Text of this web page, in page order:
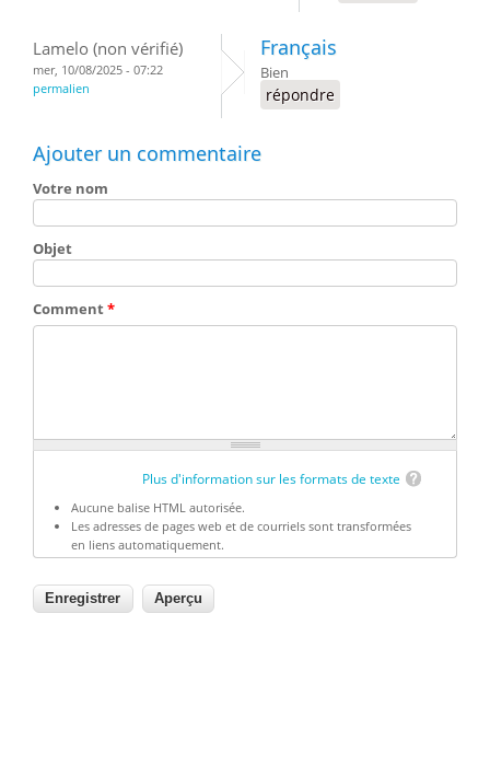
Lamelo (non vérifié)
mer, 10/08/2025 - 07:22
permalien
Français
Bien
répondre
Ajouter un commentaire
Votre nom
Objet
Comment*
Plus d'information sur les formats de texte
Aucune balise HTML autorisée.
Les adresses de pages web et de courriels sont transformées
en liens automatiquement.